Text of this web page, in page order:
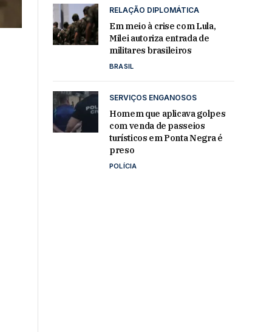
RELAÇÃO DIPLOMÁTICA
Em meio à crise com Lula,
Milei autoriza entrada de
militares brasileiros
BRASIL
SERVIÇOS ENGANOSOS
Homem que aplicava golpes
com venda de passeios
turísticos em Ponta Negra é
preso
POLÍCIA